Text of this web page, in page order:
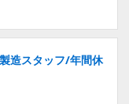
造スタッフ/年間休